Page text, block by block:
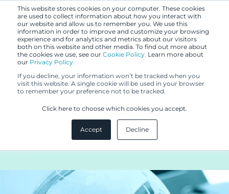
This website stores cookies on your computer. These cookies
are used to collect information about how you interact with
our website and allow us to remember you. We use this
information in order to improve and customize your browsing
experience and for analytics and metrics about our visitors
both on this website and other media. To find out more about
the cookies we use, see our Cookie Policy. Learn more about
our Privacy Policy.
If you decline, your information won’t be tracked when you
visit this website. A single cookie will be used in your browser
to remember your preference not to be tracked.
Click here to choose which cookies you accept.
Accept Decline
3.3.2016
Berggren ykköstasolla myös
MIP:in IP Stars 2016 -
selvityksessä